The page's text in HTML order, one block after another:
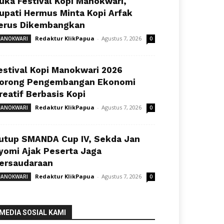
Hermus Minta Kopi Arfak
Dikembangkan
Redaktur KlikPapua - Agustus 7, 2026 0
Kopi Manokwari 2026
Pengembangan Ekonomi
Berbasis Kopi
Redaktur KlikPapua - Agustus 7, 2026 0
SMANDA Cup IV, Sekda Jan
Ajak Peserta Jaga
Redaktur KlikPapua - Agustus 7, 2026 0
MEDIA SOSIAL KAMI